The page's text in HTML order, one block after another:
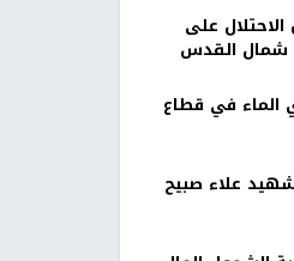
الاحتلال على
شمال القدس
الماء في قطاع
علاء صبيح